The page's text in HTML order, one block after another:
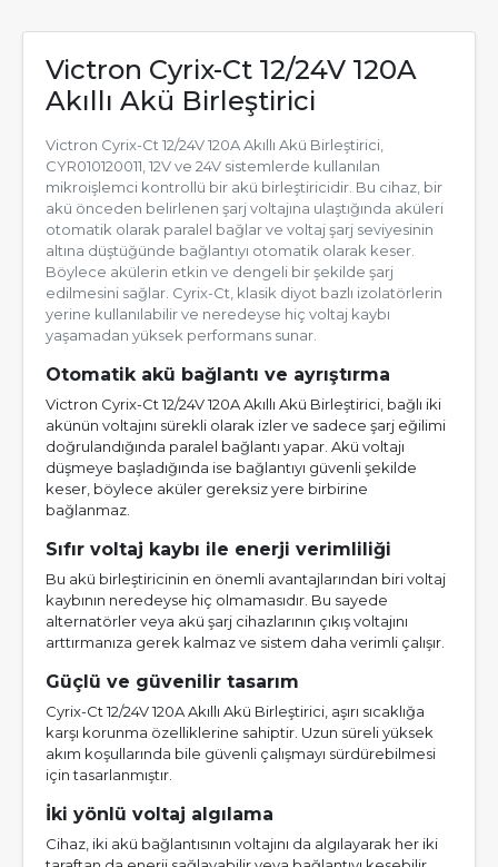
Victron Cyrix-Ct 12/24V 120A
Akıllı Akü Birleştirici
Victron Cyrix-Ct 12/24V 120A Akıllı Akü Birleştirici,
CYR010120011, 12V ve 24V sistemlerde kullanılan
mikroişlemci kontrollü bir akü birleştiricidir. Bu cihaz, bir
akü önceden belirlenen şarj voltajına ulaştığında aküleri
otomatik olarak paralel bağlar ve voltaj şarj seviyesinin
altına düştüğünde bağlantıyı otomatik olarak keser.
Böylece akülerin etkin ve dengeli bir şekilde şarj
edilmesini sağlar. Cyrix-Ct, klasik diyot bazlı izolatörlerin
yerine kullanılabilir ve neredeyse hiç voltaj kaybı
yaşamadan yüksek performans sunar.
Otomatik akü bağlantı ve ayrıştırma
Victron Cyrix-Ct 12/24V 120A Akıllı Akü Birleştirici, bağlı iki
akünün voltajını sürekli olarak izler ve sadece şarj eğilimi
doğrulandığında paralel bağlantı yapar. Akü voltajı
düşmeye başladığında ise bağlantıyı güvenli şekilde
keser, böylece aküler gereksiz yere birbirine
bağlanmaz.
Sıfır voltaj kaybı ile enerji verimliliği
Bu akü birleştiricinin en önemli avantajlarından biri voltaj
kaybının neredeyse hiç olmamasıdır. Bu sayede
alternatörler veya akü şarj cihazlarının çıkış voltajını
arttırmanıza gerek kalmaz ve sistem daha verimli çalışır.
Güçlü ve güvenilir tasarım
Cyrix-Ct 12/24V 120A Akıllı Akü Birleştirici, aşırı sıcaklığa
karşı korunma özelliklerine sahiptir. Uzun süreli yüksek
akım koşullarında bile güvenli çalışmayı sürdürebilmesi
için tasarlanmıştır.
İki yönlü voltaj algılama
Cihaz, iki akü bağlantısının voltajını da algılayarak her iki